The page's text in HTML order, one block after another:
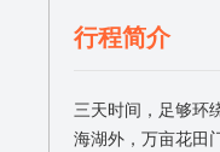
行程简介
三天时间，足够环
海湖外，万亩花田